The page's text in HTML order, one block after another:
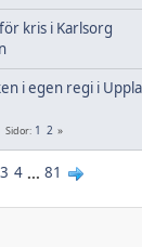
kris i Karlsorg
i egen regi i
Sidor 1 2
3 4 ... 81